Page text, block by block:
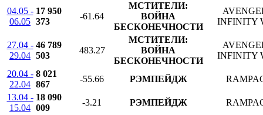
04.05 -
06.05
17 950
373
-61.64
МСТИТЕЛИ:
ВОЙНА
БЕСКОНЕЧНОСТИ
INFINITY
27.04 -
29.04
46 789
503
483.27
МСТИТЕЛИ:
ВОЙНА
БЕСКОНЕЧНОСТИ
INFINITY
20.04 -
22.04
8 021
867
-55.66 РЭМПЕЙДЖ
13.04 -
15.04
18 090
009
-3.21 РЭМПЕЙДЖ